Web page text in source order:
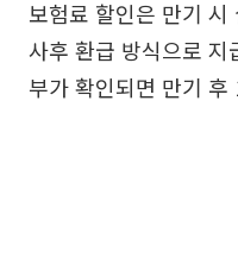
보험료 할인은 만기
사후 환급 방식으로 지
부가 확인되면 만기